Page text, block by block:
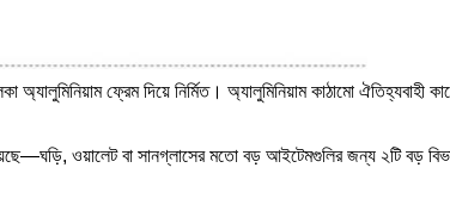
অ্যালুমিনিয়াম ফ্রেম দিয়ে নির্মিত। অ্যালুমিনিয়াম কাঠামো
ওয়ালেট বা সানগ্লাসের মতো বড় আইটেমগুলির জন্য ২টি বড়